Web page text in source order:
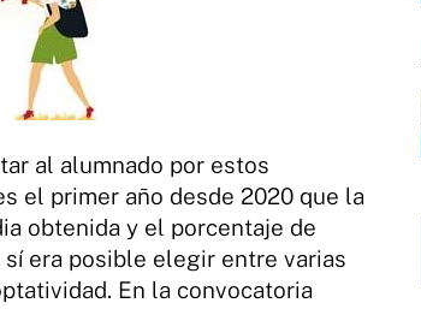
al alumnado por estos
el primer año desde 2020 que la
obtenida y el porcentaje de
era posible elegir entre varias
En la convocatoria